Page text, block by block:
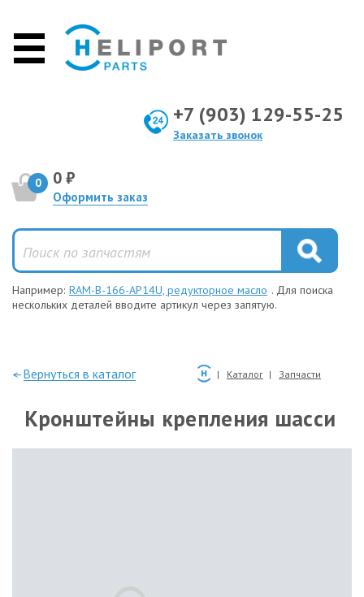
+7 (903) 129-55-25
Заказать звонок
0 0 ₽
Оформить заказ
Например: RAM-B-166-AP14U, редукторное масло . Для поиска
нескольких деталей вводите артикул через запятую.
—Вернуться в каталог Каталог Запчасти
Кронштейны крепления шасси